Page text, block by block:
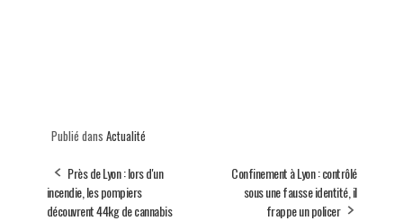
Publié dans Actualité
Près de Lyon : lors d'un
incendie, les pompiers
découvrent 44kg de cannabis
Confinement à Lyon : contrôlé
sous une fausse identité, il
frappe un policer